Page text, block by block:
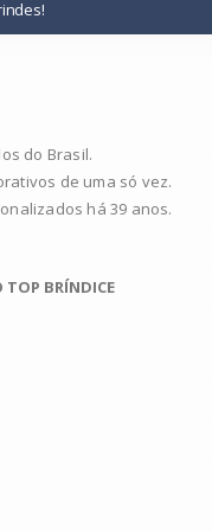
do Brasil.
de uma só vez.
há 39 anos.
TOP BRÍNDICE